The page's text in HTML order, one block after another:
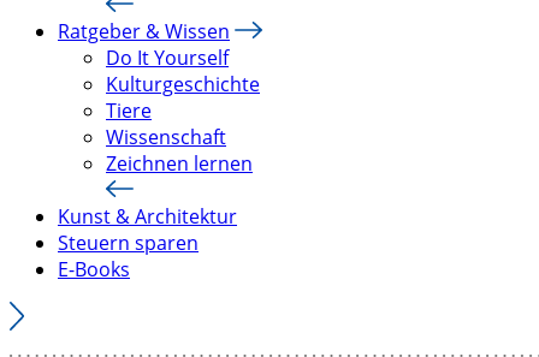
Ratgeber & Wissen
Do It Yourself
Kulturgeschichte
Tiere
Wissenschaft
Zeichnen lernen
Kunst & Architektur
Steuern sparen
E-Books